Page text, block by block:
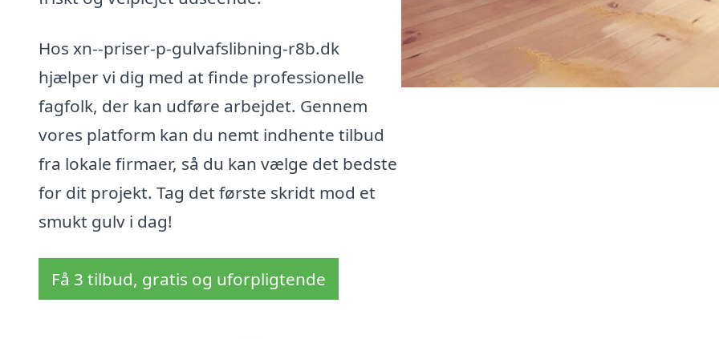
Hos xn--priser-p-gulvafslibning-r8b.dk
hjælper vi dig med at finde professionelle
fagfolk, der kan udføre arbejdet. Gennem
vores platform kan du nemt indhente tilbud
fra lokale firmaer, så du kan vælge det bedste
for dit projekt. Tag det første skridt mod et
smukt gulv i dag!
Få 3 tilbud, gratis og uforpligtende